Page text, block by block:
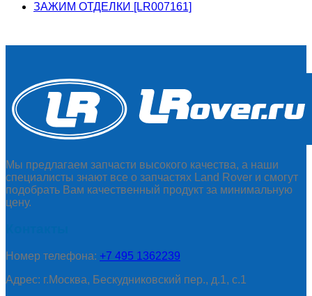
ЗАЖИМ ОТДЕЛКИ [LR007161]
Мы предлагаем запчасти высокого качества, а наши
специалисты знают все о запчастях Land Rover и смогут
подобрать Вам качественный продукт за минимальную
цену.
Номер телефона: +7 495 1362239
Адрес: г.Москва, Бескудниковский пер., д.1, с.1